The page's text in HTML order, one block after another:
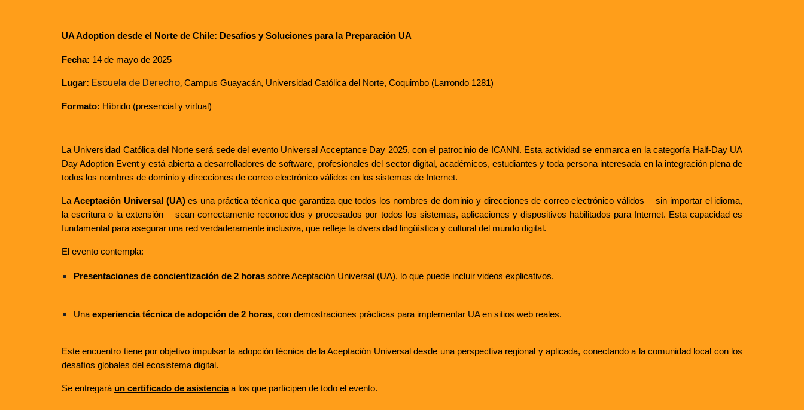
UA Adoption desde el Norte de Chile: Desafíos y Soluciones para la Preparación UA
Fecha: 14 de mayo de 2025
Lugar: Escuela de Derecho, Campus Guayacán, Universidad Católica del Norte, Coquimbo (Larrondo 1281)
Formato: Híbrido (presencial y virtual)
La Universidad Católica del Norte será sede del evento Universal Acceptance Day 2025, con el patrocinio de ICANN. Esta actividad se enmarca en la categoría Half-Day UA
Day Adoption Event y está abierta a desarrolladores de software, profesionales del sector digital, académicos, estudiantes y toda persona interesada en la integración plena de
todos los nombres de dominio y direcciones de correo electrónico válidos en los sistemas de Internet.
LaAceptación Universal (UA)es una práctica técnica que garantiza que todos los nombres de dominio y direcciones de correo electrónico válidos —sin importar el idioma,
la escritura o la extensión— sean correctamente reconocidos y procesados por todos los sistemas, aplicaciones y dispositivos habilitados para Internet. Esta capacidad es
fundamental para asegurar una red verdaderamente inclusiva, que refleje la diversidad lingüística y cultural del mundo digital.
El evento contempla:
Presentaciones de concientización de 2 horassobre Aceptación Universal (UA), lo que puede incluir videos explicativos.
Una experiencia técnica de adopción de 2 horas, con demostraciones prácticas para implementar UA en sitios web reales.
Este encuentro tiene por objetivo impulsar la adopción técnica de la Aceptación Universal desde una perspectiva regional y aplicada, conectando a la comunidad local con los
desafíos globales del ecosistema digital.
Se entregará un certificado de asistenciaa los que participen de todo el evento.